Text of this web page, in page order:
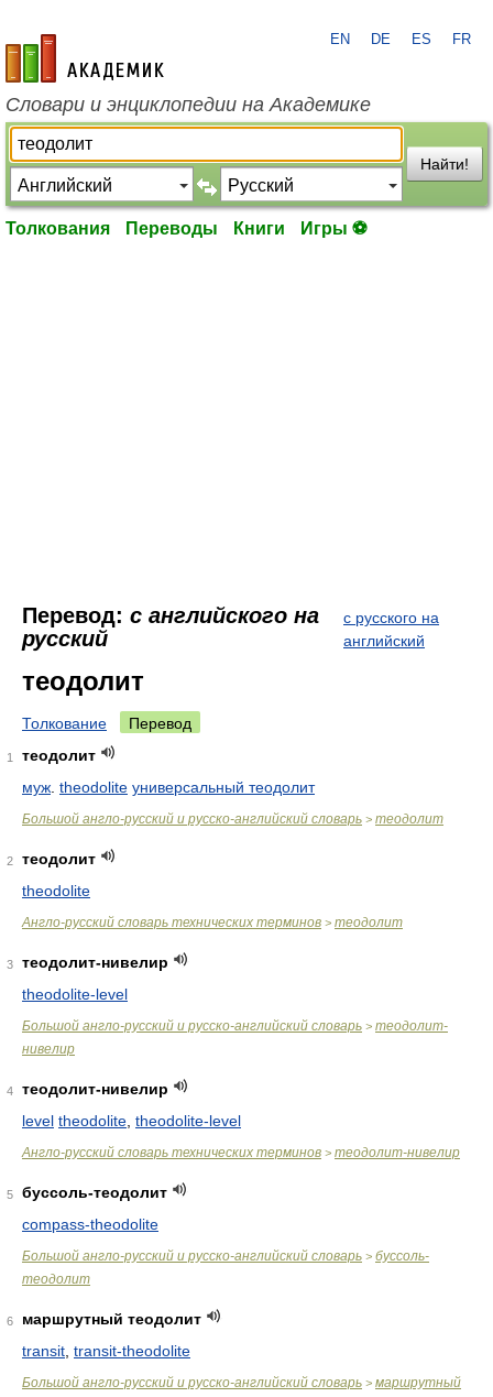
academic.ru
EN DE ES FR
Словари и энциклопедии на Академике
Найти!
Толкования Переводы Книги Игры ⚽
Перевод: с английского на
русский
с русского на
английский
теодолит
Толкование Перевод
1
теодолит
муж theodolite универсальный теодолит
Большой англо-русский и русско-английский словарь > теодолит
2
теодолит
theodolite
Англо-русский словарь технических терминов > теодолит
3
теодолит-нивелир
theodolite-level
Большой англо-русский и русско-английский словарь > теодолит-
нивелир
4
теодолит-нивелир
level theodolite theodolite-level
Англо-русский словарь технических терминов > теодолит-нивелир
5
буссоль-теодолит
compass-theodolite
Большой англо-русский и русско-английский словарь > буссоль-
теодолит
6
маршрутный теодолит
transit transit-theodolite
Большой англо-русский и русско-английский словарь > маршрутный